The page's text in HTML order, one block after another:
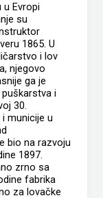
Evropi
su
1865. U
i lov
njegovo
ga je
i
30.
municije u
bio na razvoju
1897.
zrno sa
fabrika
za lovačke